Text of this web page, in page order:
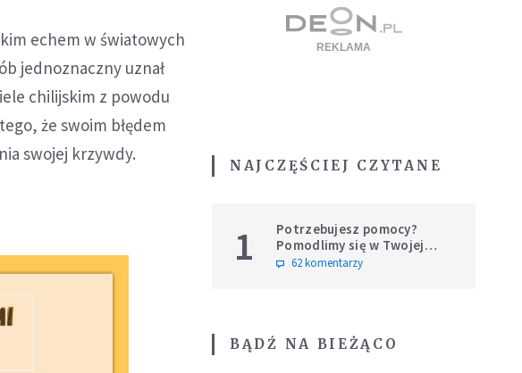
echem w światowych
jednoznaczny uznał
chilijskim z powodu
że swoim błędem
swojej krzywdy.
NAJCZĘŚCIEJ CZYTANE
1
Potrzebujesz pomocy?
Pomodlimy się w Twojej
intencji
62 komentarzy
BĄDŹ NA BIEŻĄCO